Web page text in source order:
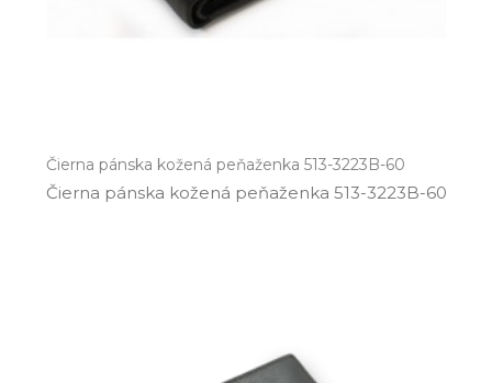
Čierna pánska kožená peňaženka 513-3223B-60
Čierna pánska kožená peňaženka 513­-3223B­-60